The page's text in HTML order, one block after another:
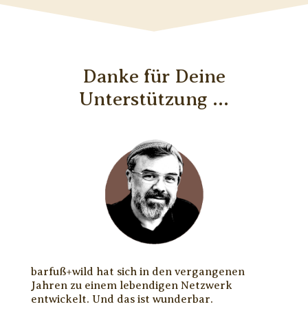
Danke für Deine
Unterstützung ...
barfuß+wild hat sich in den vergangenen
Jahren zu einem lebendigen Netzwerk
entwickelt. Und das ist wunderbar.